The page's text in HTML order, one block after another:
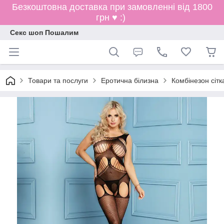
Безкоштовна доставка при замовленні від 1800
грн ♥ :)
Секс шоп Пошалим
Товари та послуги Еротична білизна Комбінезон